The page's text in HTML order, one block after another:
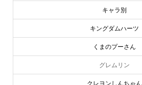
キャラ別
キングダムハーツ
くまのプーさん
グレムリン